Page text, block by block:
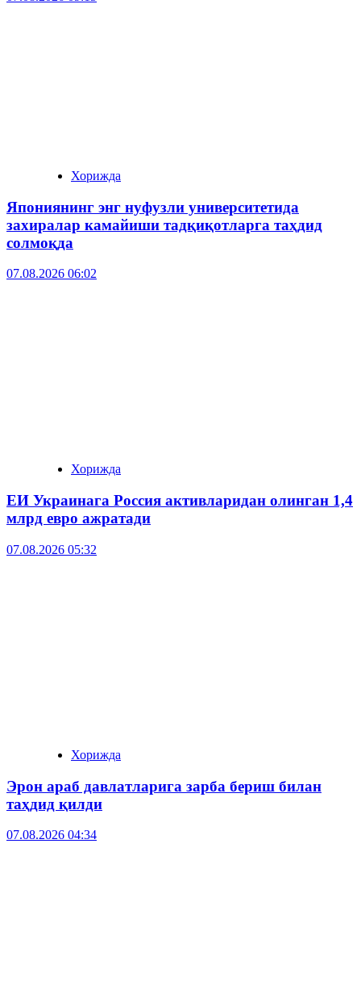
Хорижда
Япониянинг энг нуфузли университетида
захиралар камайиши тадқиқотларга таҳдид
солмоқда
07.08.2026 06:02
Хорижда
ЕИ Украинага Россия активларидан олинган 1,4
млрд евро ажратади
07.08.2026 05:32
Хорижда
Эрон араб давлатларига зарба бериш билан
таҳдид қилди
07.08.2026 04:34